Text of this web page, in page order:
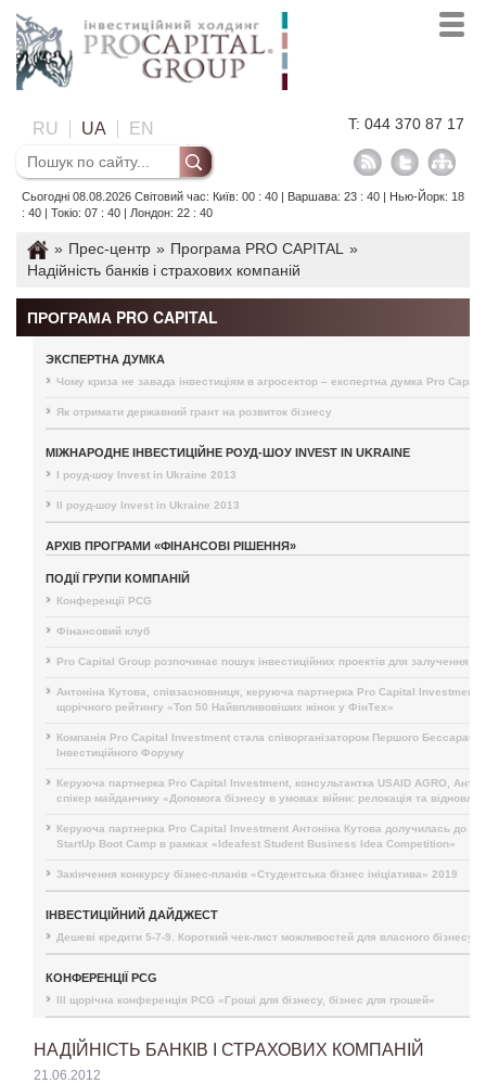
RU UA EN T: 044 370 87 17
Сьогодні 08.08.2026 Світовий час: Київ: 00 : 40 | Варшава: 23 : 40 | Нью-Йорк: 18
: 40 | Токіо: 07 : 40 | Лондон: 22 : 40
» Прес-центр » Програма PRO CAPITAL
»
Надійність банків і страхових компаній
ПРОГРАМА PRO CAPITAL
ЭКСПЕРТНА ДУМКА
Чому криза не завада інвестиціям в агросектор – експертна думка Pro
Як отримати державний грант на розвиток бізнесу
МІЖНАРОДНЕ ІНВЕСТИЦІЙНЕ РОУД-ШОУ INVEST IN UKRAINE
I роуд-шоу Invest in Ukraine 2013
II роуд-шоу Invest in Ukraine 2013
АРХІВ ПРОГРАМИ «ФІНАНСОВІ РІШЕННЯ»
ПОДІЇ ГРУПИ КОМПАНІЙ
Конференції PCG
Фінансовий клуб
Pro Capital Group розпочинає пошук інвестиційних проектів для залучення
Антоніна Кутова, співзасновниця, керуюча партнерка Pro Capital Investment,
щорічного рейтингу «Топ 50 Найвпливовіших жінок у ФінТех»
Компанія Pro Capital Investment стала співорганізатором Першого
Інвестиційного Форуму
Керуюча партнерка Pro Capital Investment, консультантка USAID AGRO,
спікер майданчику «Допомога бізнесу в умовах війни: релокація та
Керуюча партнерка Pro Capital Investment Антоніна Кутова долучилась до
StartUp Boot Camp в рамках «Ideafest Student Business Idea Competition»
Закінчення конкурсу бізнес-планів «Студентська бізнес ініціатива» 2019
ІНВЕСТИЦІЙНИЙ ДАЙДЖЕСТ
Дешеві кредити 5-7-9. Короткий чек-лист можливостей для власного бізнесу
КОНФЕРЕНЦІЇ PCG
III щорічна конференція PCG «Гроші для бізнесу, бізнес для грошей»
НАДІЙНІСТЬ БАНКІВ І СТРАХОВИХ КОМПАНІЙ
21.06.2012